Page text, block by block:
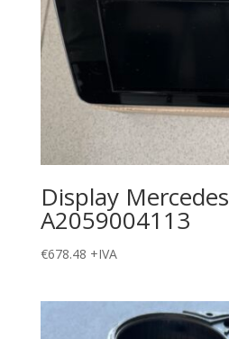
Display Mercedes
A2059004113
€678.48 +IVA